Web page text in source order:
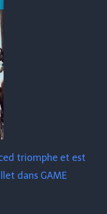
triomphe et est
dans GAME